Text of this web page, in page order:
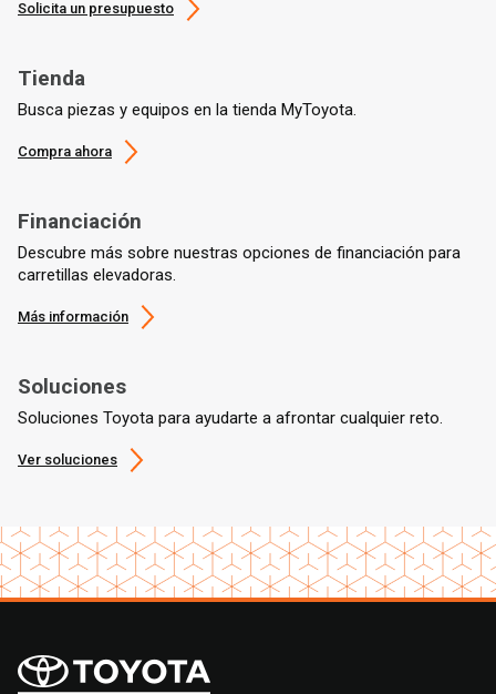
Solicita un presupuesto
Tienda
Busca piezas y equipos en la tienda MyToyota.
Compra ahora
Financiación
Descubre más sobre nuestras opciones de financiación para
carretillas elevadoras.
Más información
Soluciones
Soluciones Toyota para ayudarte a afrontar cualquier reto.
Ver soluciones